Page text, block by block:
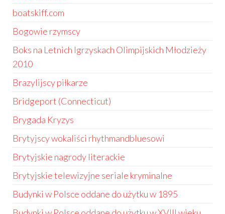
boatskiff.com
Bogowie rzymscy
Boks na Letnich Igrzyskach Olimpijskich Młodzieży
2010
Brazylijscy piłkarze
Bridgeport (Connecticut)
Brygada Kryzys
Brytyjscy wokaliści rhythmandbluesowi
Brytyjskie nagrody literackie
Brytyjskie telewizyjne seriale kryminalne
Budynki w Polsce oddane do użytku w 1895